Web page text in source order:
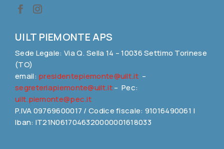
UILT PIEMONTE APS
Sede Legale: Via Q. Sella 14 – 10036 Settimo Torinese
(TO)
email: presidentepiemonte@uilt.it–
segreteriapiemonte@uilt.it– Pec:
uilt.piemonte@pec.it
P.IVA 09769600017 / Codice fiscale: 91016490061 |
Iban: IT21N0617046320000001618033